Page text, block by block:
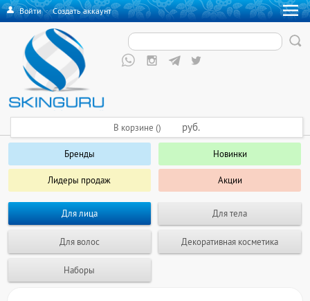
Войти·Создать аккаунт
Бренды Новинки
Лидеры продаж Акции
Для лица Для тела
Для волос Декоративная косметика
Наборы
В корзине () руб.